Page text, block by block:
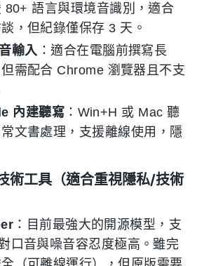
80+ 語言與環境音識別，適合
，但紀錄僅保存 3 天。
輸入 ：適合在電腦前撰寫長
需配合 Chrome 瀏覽器且不支
內建聽寫 ：Win+H 或 Mac 聽
文書處理，支援離線使用，隱
術工具（適合重視隱私/技術
：目前最強大的開源模型，支
口音與噪音容忍度極高。雖完